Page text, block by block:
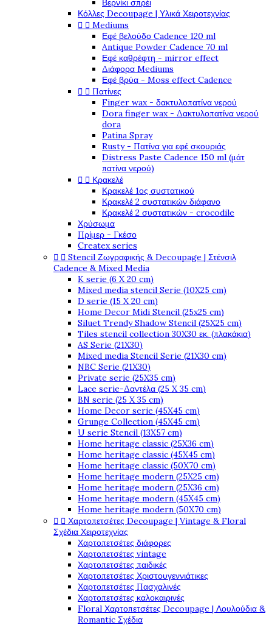
Βερνίκι σπρέι
Κόλλες Decoupage | Υλικά Χειροτεχνίας
  Mediums
Εφέ βελούδο Cadence 120 ml
Antique Powder Cadence 70 ml
Εφέ καθρέφτη - mirror effect
Διάφορα Mediums
Εφέ βρύα - Moss effect Cadence
  Πατίνες
Finger wax - δακτυλοπατίνα νερού
Dora finger wax - Δακτυλοπατίνα νερού
dora
Patina Spray
Rusty - Πατίνα για εφέ σκουριάς
Distress Paste Cadence 150 ml (μάτ
πατίνα νερού)
  Κρακελέ
Κρακελέ 1ος συστατικού
Κρακελέ 2 συστατικών διάφανο
Κρακελέ 2 συστατικών - crocodile
Χρύσωμα
Πρίμερ - Γκέσο
Createx series
  Stencil Ζωγραφικής & Decoupage | Στένσιλ
Cadence & Mixed Media
K serie (6 X 20 cm)
Mixed media stencil Serie (10X25 cm)
D serie (15 X 20 cm)
Home Decor Midi Stencil (25x25 cm)
Siluet Trendy Shadow Stencil (25X25 cm)
Tiles stencil collection 30X30 εκ. (πλακάκια)
AS Serie (21X30)
Mixed media Stencil Serie (21X30 cm)
NBC Serie (21X30)
Private serie (25X35 cm)
Lace serie-Δαντέλα (25 X 35 cm)
BN serie (25 X 35 cm)
Home Decor serie (45X45 cm)
Grunge Collection (45X45 cm)
U serie Stencil (13X57 cm)
Home heritage classic (25X36 cm)
Home heritage classic (45X45 cm)
Home heritage classic (50X70 cm)
Home heritage modern (25X25 cm)
Home heritage modern (25X36 cm)
Home heritage modern (45X45 cm)
Home heritage modern (50X70 cm)
  Χαρτοπετσέτες Decoupage | Vintage & Floral
Σχέδια Χειροτεχνίας
Χαρτοπετσέτες διάφορες
Χαρτοπετσέτες vintage
Χαρτοπετσέτες παιδικές
Χαρτοπετσέτες Χριστουγεννιάτικες
Χαρτοπετσέτες Πασχαλινές
Χαρτοπετσέτες καλοκαιρινές
Floral Χαρτοπετσέτες Decoupage | Λουλούδια &
Romantic Σχέδια